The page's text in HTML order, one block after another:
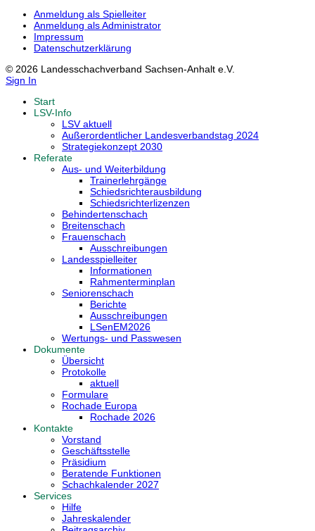
Anmeldung als Spielleiter
Anmeldung als Administrator
Impressum
Datenschutzerklärung
© 2026 Landesschachverband Sachsen-Anhalt e.V.
Sign In
Start
LSV-Info
LSV aktuell
Außerordentlicher Landesverbandstag 2024
Strategiekonzept 2030
Referate
Aus- und Weiterbildung
Trainerlehrgänge
Schiedsrichterausbildung
Schiedsrichterlizenzen
Behindertenschach
Breitenschach
Frauenschach
Ausschreibungen
Landesspielleiter
Informationen
Rahmenterminplan
Seniorenschach
Berichte
Ausschreibungen
LSenEM2026
Wertungs- und Passwesen
Dokumente
Übersicht
Protokolle
aktuell
Formulare
Rochade Europa
Rochade 2026
Kontakte
Vorstand
Geschäftsstelle
Präsidium
Beratende Funktionen
Schachkalender 2027
Services
Hilfe
Jahreskalender